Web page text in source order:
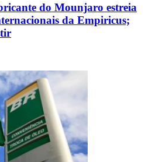
do Mounjaro estreia
da Empiricus;